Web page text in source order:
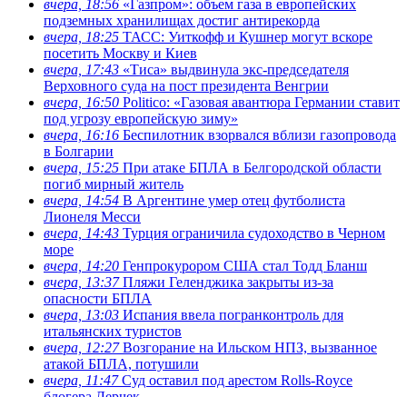
вчера, 18:56 «Газпром»: объем газа в европейских
подземных хранилищах достиг антирекорда
вчера, 18:25 ТАСС: Уиткофф и Кушнер могут вскоре
посетить Москву и Киев
вчера, 17:43 «Тиса» выдвинула экс-председателя
Верховного суда на пост президента Венгрии
вчера, 16:50 Politico: «Газовая авантюра Германии ставит
под угрозу европейскую зиму»
вчера, 16:16 Беспилотник взорвался вблизи газопровода
в Болгарии
вчера, 15:25 При атаке БПЛА в Белгородской области
погиб мирный житель
вчера, 14:54 В Аргентине умер отец футболиста
Лионеля Месси
вчера, 14:43 Турция ограничила судоходство в Черном
море
вчера, 14:20 Генпрокурором США стал Тодд Бланш
вчера, 13:37Пляжи Геленджика закрыты из-за
опасности БПЛА
вчера, 13:03 Испания ввела погранконтроль для
итальянских туристов
вчера, 12:27Возгорание на Ильском НПЗ, вызванное
атакой БПЛА, потушили
вчера, 11:47Суд оставил под арестом Rolls-Royce